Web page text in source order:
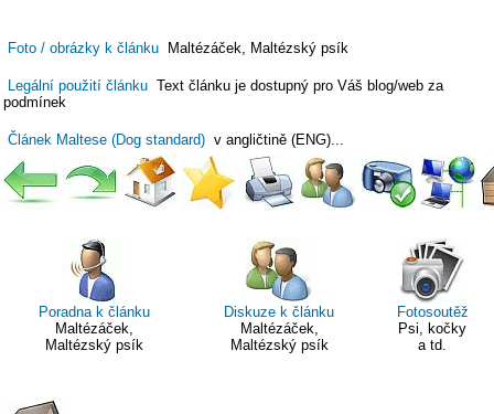
Foto / obrázky k článku Maltézáček, Maltézský psík
Legální použití článku Text článku je dostupný pro Váš blog/web za
podmínek
Článek Maltese (Dog standard) v angličtině (ENG)...
Poradna k článku
Maltézáček,
Maltézský psík
Diskuze k článku
Maltézáček,
Maltézský psík
Fotosoutěž
Psi, kočky
a td.